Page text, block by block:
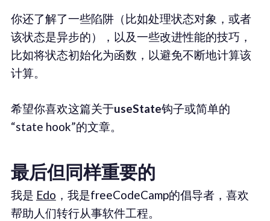
你还了解了一些陷阱（比如处理状态对象，或者
该状态是异步的），以及一些改进性能的技巧，
比如将状态初始化为函数，以避免不断地计算该
计算。
希望你喜欢这篇关于useState钩子或简单的
“state hook”的文章。
最后但同样重要的
我是 Edo ，我是freeCodeCamp的倡导者，喜欢
帮助人们转行从事软件工程。